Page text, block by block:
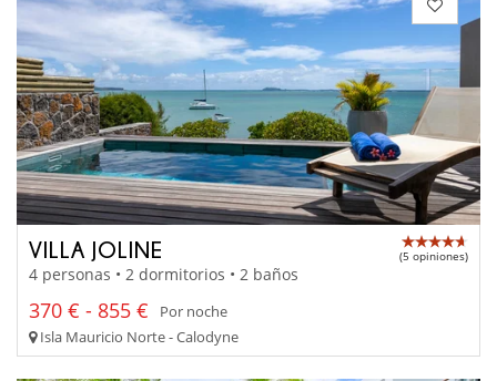
VILLA JOLINE (5 opiniones)
4 personas • 2 dormitorios • 2 baños
370 € - 855 €
Por noche
Isla Mauricio Norte - Calodyne